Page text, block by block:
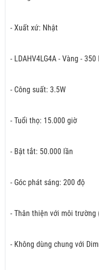
- Xuất xứ: Nhật
- LDAHV4LG4A - Vàng - 350
- Công suất: 3.5W
- Tuổi thọ: 15.000 giờ
- Bật tắt: 50.000 lần
- Góc phát sáng: 200 độ
- Thân thiện với môi trường
- Không dùng chung với